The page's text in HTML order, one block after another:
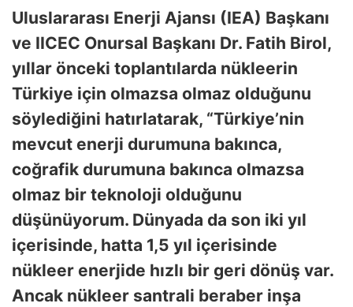
Uluslararası Enerji Ajansı (IEA) Başkanı
ve IICEC Onursal Başkanı Dr. Fatih Birol,
yıllar önceki toplantılarda nükleerin
Türkiye için olmazsa olmaz olduğunu
söylediğini hatırlatarak, “Türkiye’nin
mevcut enerji durumuna bakınca,
coğrafik durumuna bakınca olmazsa
olmaz bir teknoloji olduğunu
düşünüyorum. Dünyada da son iki yıl
içerisinde, hatta 1,5 yıl içerisinde
nükleer enerjide hızlı bir geri dönüş var.
Ancak nükleer santrali beraber inşa